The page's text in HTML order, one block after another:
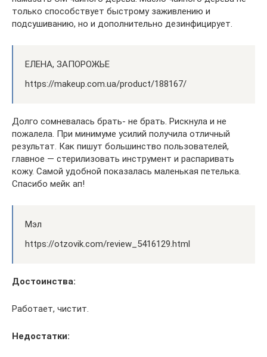
только способствует быстрому заживлению и
подсушиванию, но и дополнительно дезинфицирует.
ЕЛЕНА, ЗАПОРОЖЬЕ
https://makeup.com.ua/product/188167/
Долго сомневалась брать- не брать. Рискнула и не
пожалела. При минимуме усилий получила отличный
результат. Как пишут большинство пользователей,
главное — стерилизовать инструмент и распаривать
кожу. Самой удобной показалась маленькая петелька.
Спасибо мейк ап!
Мэл
https://otzovik.com/review_5416129.html
Достоинства:
Работает, чистит.
Недостатки: